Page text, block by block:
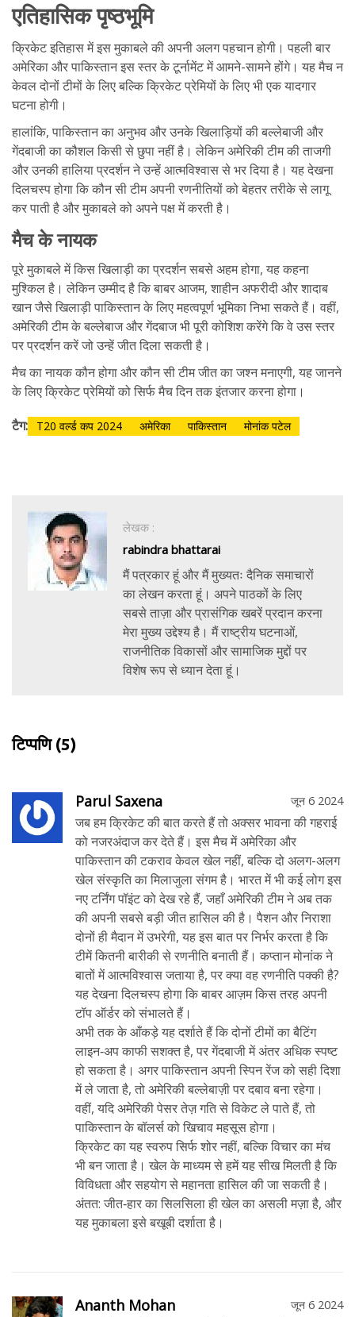
एतिहासिक पृष्ठभूमि
क्रिकेट इतिहास में इस मुकाबले की अपनी अलग पहचान होगी। पहली बार
अमेरिका और पाकिस्तान इस स्तर के टूर्नामेंट में आमने-सामने होंगे। यह मैच न
केवल दोनों टीमों के लिए बल्कि क्रिकेट प्रेमियों के लिए भी एक यादगार
घटना होगी।
हालांकि, पाकिस्तान का अनुभव और उनके खिलाड़ियों की बल्लेबाजी और
गेंदबाजी का कौशल किसी से छुपा नहीं है। लेकिन अमेरिकी टीम की ताजगी
और उनकी हालिया प्रदर्शन ने उन्हें आत्मविश्वास से भर दिया है। यह देखना
दिलचस्प होगा कि कौन सी टीम अपनी रणनीतियों को बेहतर तरीके से लागू
कर पाती है और मुकाबले को अपने पक्ष में करती है।
मैच के नायक
पूरे मुकाबले में किस खिलाड़ी का प्रदर्शन सबसे अहम होगा, यह कहना
मुश्किल है। लेकिन उम्मीद है कि बाबर आजम, शाहीन अफरीदी और शादाब
खान जैसे खिलाड़ी पाकिस्तान के लिए महत्वपूर्ण भूमिका निभा सकते हैं। वहीं,
अमेरिकी टीम के बल्लेबाज और गेंदबाज भी पूरी कोशिश करेंगे कि वे उस स्तर
पर प्रदर्शन करें जो उन्हें जीत दिला सकती है।
मैच का नायक कौन होगा और कौन सी टीम जीत का जश्न मनाएगी, यह जानने
के लिए क्रिकेट प्रेमियों को सिर्फ मैच दिन तक इंतजार करना होगा।
टैग:
T20 वर्ल्ड कप 2024 अमेरिका पाकिस्तान मोनांक पटेल
लेखक :
rabindra bhattarai
मैं पत्रकार हूं और मैं मुख्यतः दैनिक समाचारों
का लेखन करता हूं। अपने पाठकों के लिए
सबसे ताज़ा और प्रासंगिक खबरें प्रदान करना
मेरा मुख्य उद्देश्य है। मैं राष्ट्रीय घटनाओं,
राजनीतिक विकासों और सामाजिक मुद्दों पर
विशेष रूप से ध्यान देता हूं।
टिप्पणि (5)
Parul Saxena जून 6 2024
जब हम क्रिकेट की बात करते हैं तो अक्सर भावना की गहराई
को नजरअंदाज कर देते हैं। इस मैच में अमेरिका और
पाकिस्तान की टकराव केवल खेल नहीं, बल्कि दो अलग-अलग
खेल संस्कृति का मिलाजुला संगम है। भारत में भी कई लोग इस
नए टर्निंग पॉइंट को देख रहे हैं, जहाँ अमेरिकी टीम ने अब तक
की अपनी सबसे बड़ी जीत हासिल की है। पैशन और निराशा
दोनों ही मैदान में उभरेगी, यह इस बात पर निर्भर करता है कि
टीमें कितनी बारीकी से रणनीति बनाती हैं। कप्तान मोनांक ने
बातों में आत्मविश्वास जताया है, पर क्या वह रणनीति पक्की है?
यह देखना दिलचस्प होगा कि बाबर आज़म किस तरह अपनी
टॉप ऑर्डर को संभालते हैं।
अभी तक के आँकड़े यह दर्शाते हैं कि दोनों टीमों का बैटिंग
लाइन‑अप काफी सशक्त है, पर गेंदबाजी में अंतर अधिक स्पष्ट
हो सकता है। अगर पाकिस्तान अपनी स्पिन रेंज को सही दिशा
में ले जाता है, तो अमेरिकी बल्लेबाज़ी पर दबाव बना रहेगा।
वहीं, यदि अमेरिकी पेसर तेज़ गति से विकेट ले पाते हैं, तो
पाकिस्तान के बॉलर्स को खिचाव महसूस होगा।
क्रिकेट का यह स्वरुप सिर्फ शोर नहीं, बल्कि विचार का मंच
भी बन जाता है। खेल के माध्यम से हमें यह सीख मिलती है कि
विविधता और सहयोग से महानता हासिल की जा सकती है।
अंतत: जीत‑हार का सिलसिला ही खेल का असली मज़ा है, और
यह मुकाबला इसे बखूबी दर्शाता है।
Ananth Mohan जून 6 2024